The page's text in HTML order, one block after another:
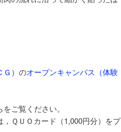
） のオープンキャンパス（体験
ご覧ください。
ＱＵＯカード（1,000円分）をプ